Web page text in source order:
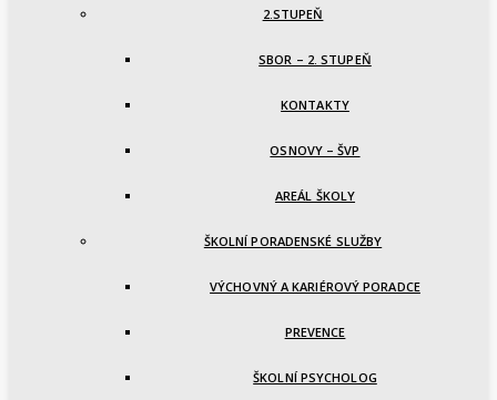
2.STUPEŇ
SBOR – 2. STUPEŇ
KONTAKTY
OSNOVY – ŠVP
AREÁL ŠKOLY
ŠKOLNÍ PORADENSKÉ SLUŽBY
VÝCHOVNÝ A KARIÉROVÝ PORADCE
PREVENCE
ŠKOLNÍ PSYCHOLOG